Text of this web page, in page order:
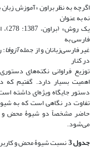
اگرچه به نظر براون «آموزش
نه به عنوان
یک
فارسی به
غیر فارسی‌زبانان و از جملهآزوفا
در کنار
توزیع فراوانی نکته‌های
اهمیت بسیار دارد. گفتیم که
دستور جایگاه ویژه‌ای داشته
تفاوت در نگاهی است که به
حاضر مشخصاً دو شیوۀ محض و
می‌شود.
جدول 3 نسبت شیوۀ محض و